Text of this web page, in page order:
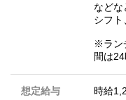
などな
シフト
※ラン
間は24
想定給与
時給